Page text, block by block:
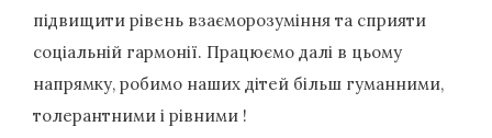
підвищити рівень взаєморозуміння та сприяти
соціальній гармонії. Працюємо далі в цьому
напрямку, робимо наших дітей більш гуманними,
толерантними і рівними !